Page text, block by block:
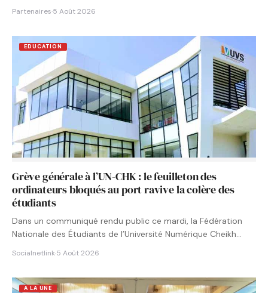
Partenaires·5 Août 2026
EDUCATION
Grève générale à l’UN-CHK : le feuilleton des
ordinateurs bloqués au port ravive la colère des
étudiants
Dans un communiqué rendu public ce mardi, la Fédération
Nationale des Étudiants de l’Université Numérique Cheikh
Socialnetlink·5 Août 2026
A LA UNE